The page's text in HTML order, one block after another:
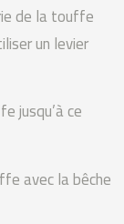
de la touffe
un levier
jusqu’à ce
avec la bêche